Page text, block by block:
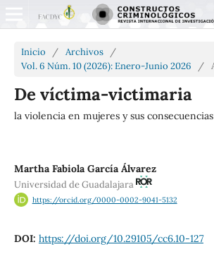
Inicio / Archivos
/
Vol. 6 Núm. 10 (2026): Enero-Junio 2026
/
De víctima-victimaria
la violencia en mujeres y sus consecuencias
Martha Fabiola García Álvarez
Universidad de Guadalajara
https://orcid.org/0000-0002-9041-5132
DOI: https://doi.org/10.29105/cc6.10-127